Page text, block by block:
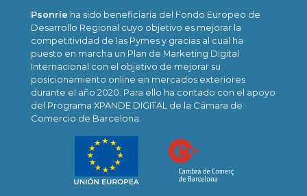
Psonríe ha sido beneficiaria del Fondo Europeo de
Desarrollo Regional cuyo objetivo es mejorar la
competitividad de las Pymes y gracias al cual ha
puesto en marcha un Plan de Marketing Digital
Internacional con el objetivo de mejorar su
posicionamiento online en mercados exteriores
durante el año 2020. Para ello ha contado con el apoyo
del Programa XPANDE DIGITAL de la Cámara de
Comercio de Barcelona.